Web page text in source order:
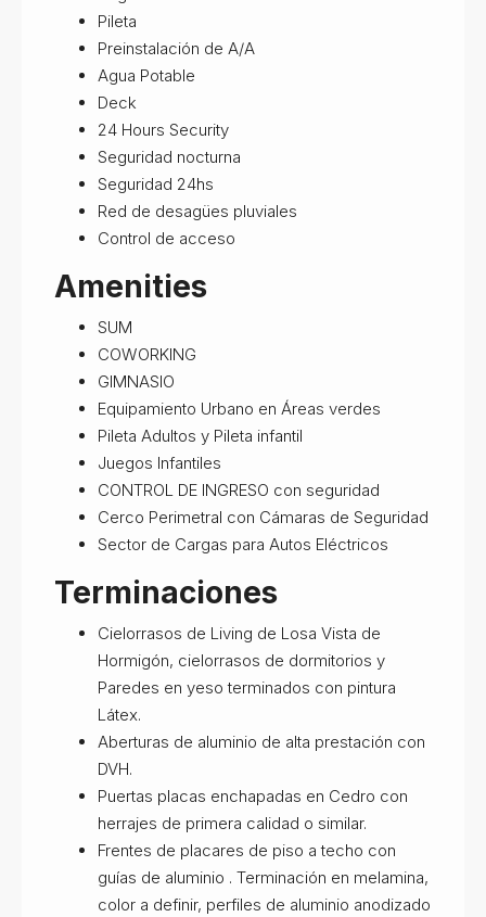
Pileta
Preinstalación de A/A
Agua Potable
Deck
24 Hours Security
Seguridad nocturna
Seguridad 24hs
Red de desagües pluviales
Control de acceso
Amenities
SUM
COWORKING
GIMNASIO
Equipamiento Urbano en Áreas verdes
Pileta Adultos y Pileta infantil
Juegos Infantiles
CONTROL DE INGRESO con seguridad
Cerco Perimetral con Cámaras de Seguridad
Sector de Cargas para Autos Eléctricos
Terminaciones
Cielorrasos de Living de Losa Vista de
Hormigón, cielorrasos de dormitorios y
Paredes en yeso terminados con pintura
Látex.
Aberturas de aluminio de alta prestación con
DVH.
Puertas placas enchapadas en Cedro con
herrajes de primera calidad o similar.
Frentes de placares de piso a techo con
guías de aluminio . Terminación en melamina,
color a definir, perfiles de aluminio anodizado